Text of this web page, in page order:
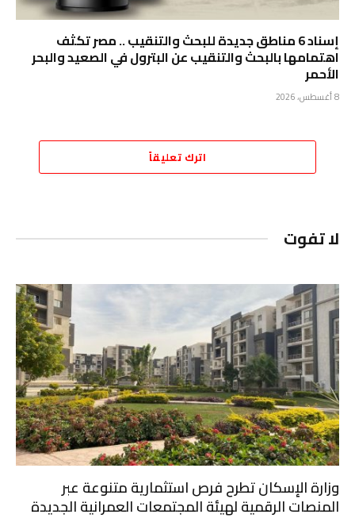
إسناد 6 مناطق جديدة للبحث والتنقيب .. مصر تكثف
اهتمامها بالبحث والتنقيب عن البترول في الصعيد والبحر
الأحمر
8 أغسطس، 2026
اترك تعليقاً
لا تفوت
وزارة الإسكان تطرح فرص استثمارية متنوعة عبر
المنصات الرقمية لهيئة المجتمعات العمرانية الجديدة